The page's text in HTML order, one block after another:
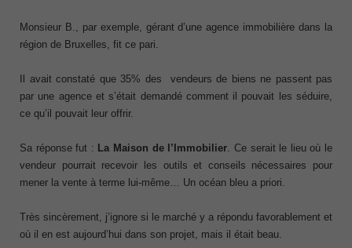
Monsieur B., par exemple, gérant d’une agence immobilière dans la
région de Bruxelles, fit ce pari.
Il avait constaté que 35% des vendeurs de biens ne passent pas
par une agence et s’était demandé comment il pouvait les séduire,
ce qu’il pouvait leur offrir.
Sa réponse fut : La Maison de l’Immobilier. Ce serait le lieu où le
vendeur pourrait recevoir les outils et conseils nécessaires pour
mener la vente à terme lui-même… Un océan bleu a priori.
Très sincèrement, j’ignore si le marché y a répondu favorablement et
où il en est aujourd’hui dans son projet, mais il était beau.